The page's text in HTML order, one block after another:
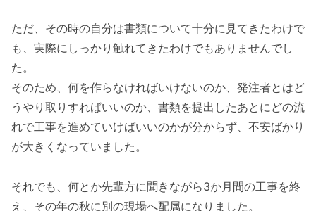
ただ、その時の自分は書類について十分に見てきたわけで
も、実際にしっかり触れてきたわけでもありませんでし
た。
そのため、何を作らなければいけないのか、発注者とはど
うやり取りすればいいのか、書類を提出したあとにどの流
れで工事を進めていけばいいのかが分からず、不安ばかり
が大きくなっていました。
それでも、何とか先輩方に聞きながら3か月間の工事を終
え、その年の秋に別の現場へ配属になりました。